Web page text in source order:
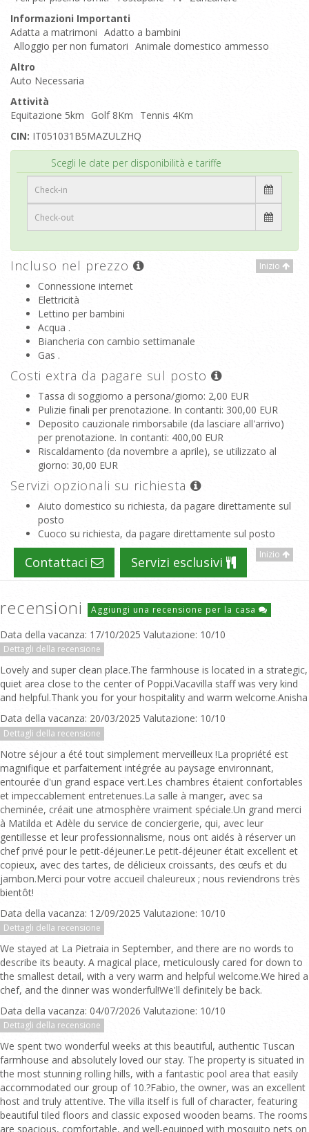
Informazioni Importanti
Adatta a matrimoni Adatto a bambini
Alloggio per non fumatori Animale domestico ammesso
Altro
Auto Necessaria
Attività
Equitazione 5km
Golf 8Km
Tennis 4Km
CIN: IT051031B5MAZULZHQ
Scegli le date per disponibilità e tariffe
Inizio
Incluso nel prezzo
Connessione internet
Elettricità
Lettino per bambini
Acqua .
Biancheria con cambio settimanale
Gas .
Costi extra da pagare sul posto
Tassa di soggiorno a persona/giorno: 2,00 EUR
Pulizie finali per prenotazione. In contanti: 300,00 EUR
Deposito cauzionale rimborsabile (da lasciare all'arrivo)
per prenotazione. In contanti: 400,00 EUR
Riscaldamento (da novembre a aprile), se utilizzato al
giorno: 30,00 EUR
Servizi opzionali su richiesta
Aiuto domestico su richiesta, da pagare direttamente sul
posto
Cuoco su richiesta, da pagare direttamente sul posto
Inizio
Contattaci Servizi esclusivi
recensioni Aggiungi una recensione per la casa
Data della vacanza: 17/10/2025 Valutazione: 10/10
Dettagli della recensione
Lovely and super clean place.The farmhouse is located in a strategic,
quiet area close to the center of Poppi.Vacavilla staff was very kind
and helpful.Thank you for your hospitality and warm welcome.Anisha
Data della vacanza: 20/03/2025 Valutazione: 10/10
Dettagli della recensione
Notre séjour a été tout simplement merveilleux !La propriété est
magnifique et parfaitement intégrée au paysage environnant,
entourée d'un grand espace vert.Les chambres étaient confortables
et impeccablement entretenues.La salle à manger, avec sa
cheminée, créait une atmosphère vraiment spéciale.Un grand merci
à Matilda et Adèle du service de conciergerie, qui, avec leur
gentillesse et leur professionnalisme, nous ont aidés à réserver un
chef privé pour le petit-déjeuner.Le petit-déjeuner était excellent et
copieux, avec des tartes, de délicieux croissants, des œufs et du
jambon.Merci pour votre accueil chaleureux ; nous reviendrons très
bientôt!
Data della vacanza: 12/09/2025 Valutazione: 10/10
Dettagli della recensione
We stayed at La Pietraia in September, and there are no words to
describe its beauty. A magical place, meticulously cared for down to
the smallest detail, with a very warm and helpful welcome.We hired a
chef, and the dinner was wonderful!We'll definitely be back.
Data della vacanza: 04/07/2026 Valutazione: 10/10
Dettagli della recensione
We spent two wonderful weeks at this beautiful, authentic Tuscan
farmhouse and absolutely loved our stay. The property is situated in
the most stunning rolling hills, with a fantastic pool area that easily
accommodated our group of 10.?Fabio, the owner, was an excellent
host and truly attentive. The villa itself is full of character, featuring
beautiful tiled floors and classic exposed wooden beams. The rooms
are spacious, comfortable, and well-equipped with mosquito nets on